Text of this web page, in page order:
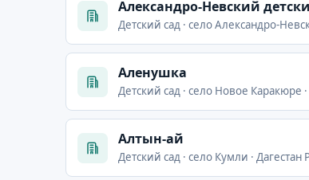
Александро-Невский
Детский сад · село Александро-
Аленушка
Детский сад · село Новое Каракюре
Алтын-ай
Детский сад · село Кумли ·